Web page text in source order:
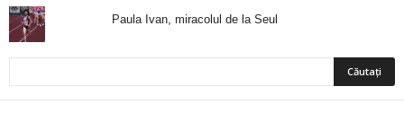
Paula Ivan, miracolul de la Seul